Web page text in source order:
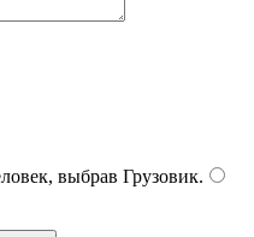
выбрав Грузовик.